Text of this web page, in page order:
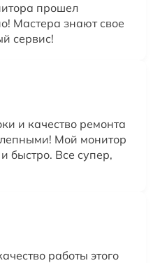
прошел
Мастера знают свое
сервис!
и качество ремонта
Мой монитор
быстро. Все супер,
работы этого